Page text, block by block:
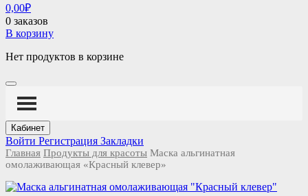
0,00₽
0 заказов
В корзину
Нет продуктов в корзине
Кабинет
Войти Регистрация Закладки
Главная Продукты для красоты Маска альгинатная
омолаживающая «Красный клевер»